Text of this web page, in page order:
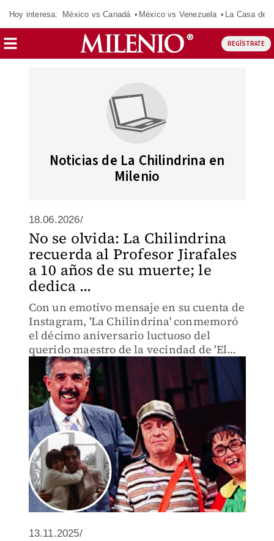
Hoy interesa: México vs Canadá México vs Venezuela La Casa de
REGÍSTRATE
Noticias de La Chilindrina en
Milenio
18.06.2026/
No se olvida: La Chilindrina
recuerda al Profesor Jirafales
a 10 años de su muerte; le
dedica ...
Con un emotivo mensaje en su cuenta de
Instagram, 'La Chilindrina' conmemoró
el décimo aniversario luctuoso del
querido maestro de la vecindad de 'El
Chavo del 8'.
13.11.2025/